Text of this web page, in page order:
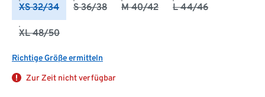
XS 32/34 S 36/38 M 40/42 L 44/46
XL 48/50
Richtige Größe ermitteln
Zur Zeit nicht verfügbar